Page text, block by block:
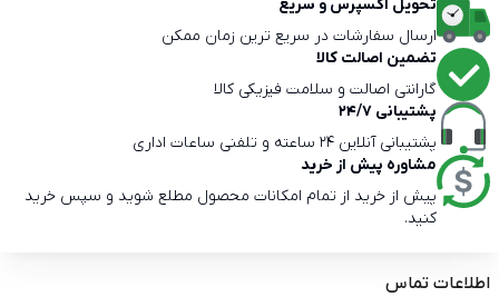
تحویل اکسپرس و سریع
ارسال سفارشات در سریع ترین زمان ممکن
تضمین اصالت کالا
گارانتی اصالت و سلامت فیزیکی کالا
پشتیبانی 24/7
پشتیبانی آنلاین 24 ساعته و تلفنی ساعات اداری
مشاوره پیش از خرید
پیش از خرید از تمام امکانات محصول مطلع شوید و سپس خرید
کنید.
اطلاعات تماس